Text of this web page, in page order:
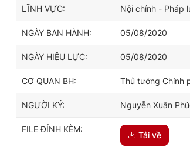
LĨNH VỰC: Nội chính - Pháp
NGÀY BAN HÀNH: 05/08/2020
NGÀY HIỆU LỰC: 05/08/2020
CƠ QUAN BH: Thủ tướng Chính
NGƯỜI KÝ: Nguyễn Xuân
FILE ĐÍNH KÈM:
Tải về